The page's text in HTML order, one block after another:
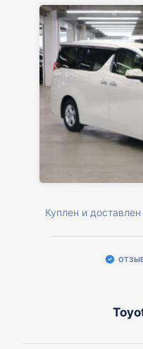
Куплен и